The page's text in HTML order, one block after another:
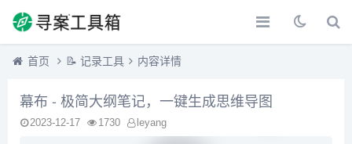
首页 📝 记录工具 内容详情
幕布 - 极简大纲笔记，一键生成思维导图
2023-12-17 1730 leyang